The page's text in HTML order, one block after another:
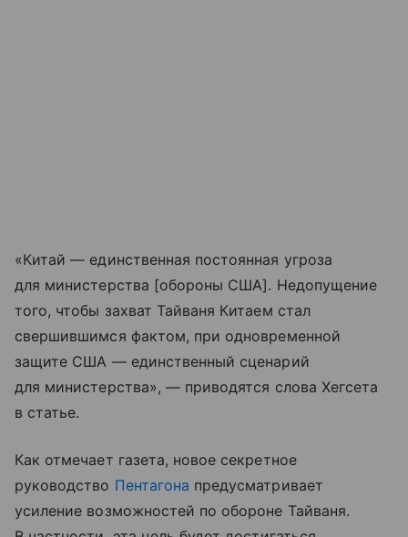
«Китай — единственная постоянная угроза
для министерства [обороны США]. Недопущение
того, чтобы захват Тайваня Китаем стал
свершившимся фактом, при одновременной
защите США — единственный сценарий
для министерства», — приводятся слова Хегсета
в статье.
Как отмечает газета, новое секретное
руководство Пентагона предусматривает
усиление возможностей по обороне Тайваня.